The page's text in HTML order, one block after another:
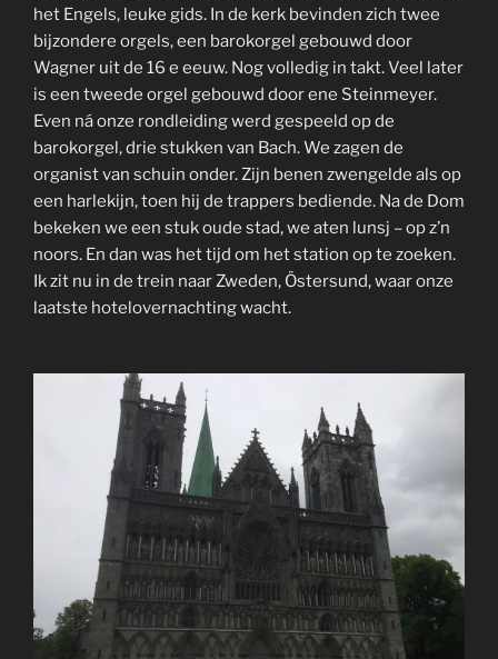
het Engels, leuke gids. In de kerk bevinden zich twee
bijzondere orgels, een barokorgel gebouwd door
Wagner uit de 16 e eeuw. Nog volledig in takt. Veel later
is een tweede orgel gebouwd door ene Steinmeyer.
Even ná onze rondleiding werd gespeeld op de
barokorgel, drie stukken van Bach. We zagen de
organist van schuin onder. Zijn benen zwengelde als op
een harlekijn, toen hij de trappers bediende. Na de Dom
bekeken we een stuk oude stad, we aten lunsj – op z’n
noors. En dan was het tijd om het station op te zoeken.
Ik zit nu in de trein naar Zweden, Östersund, waar onze
laatste hotelovernachting wacht.